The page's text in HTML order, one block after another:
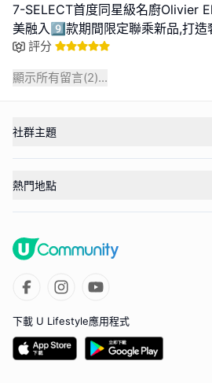
7-SELECT首度同星級名廚Olivier
美融入9️⃣款期間限定聯乘新品,打造
評分
顯示所有留言(2)...
社群主題
熱門地點
下載 U Lifestyle應用程式